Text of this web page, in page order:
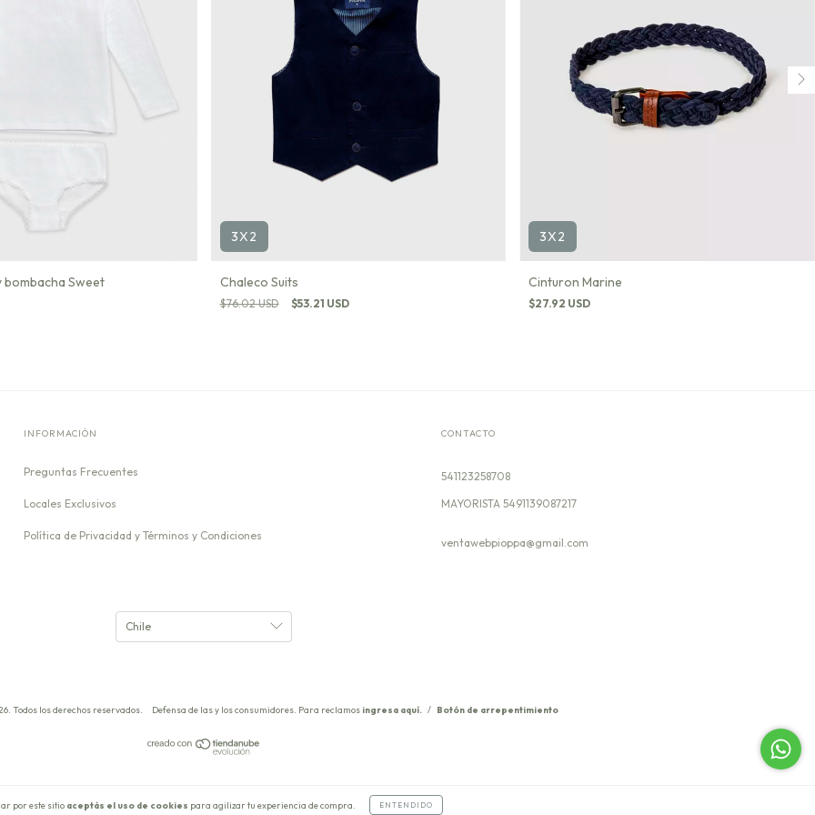
por este sitio aceptás el uso de cookies para agilizar tu experiencia de compra. ENTENDIDO
bombacha Sweet
3X2
Chaleco Suits
$76.02 USD $53.21 USD
3X2
Cinturon Marine
$27.92 USD
INFORMACIÓN
Preguntas Frecuentes
Locales Exclusivos
Política de Privacidad y Términos y Condiciones
CONTACTO
541123258708
ventawebpioppa@gmail.com
Todos los derechos reservados. Defensa de las y los consumidores. Para reclamos ingresa aquí. / Botón de arrepentimiento